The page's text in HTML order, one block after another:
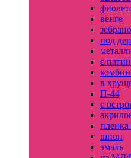
венге
зебрано
под
с
в
П-44
с
шпон
эмаль